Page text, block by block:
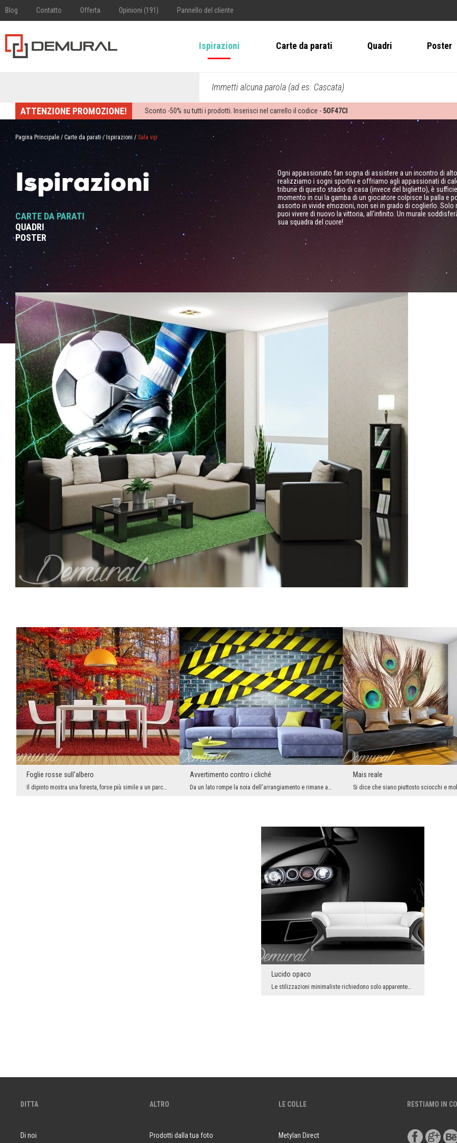
Blog Contatto Offerta Opinioni (191) Pannello del cliente
Ispirazioni Carte da parati Quadri Poster
Immetti alcuna parola (ad es. Cascata)
ATTENZIONE PROMOZIONE! Sconto -50% su tutti i prodotti. Inserisci nel carrello il codice - 5OF47CI
Pagina Principale / Carte da parati/ Ispirazioni / Sala vip
Ispirazioni
CARTE DA PARATI
QUADRI
POSTER
Ogni appassionato fan sogna di assistere a un incontro di
realizziamo i sogni sportivi e offriamo agli appassionati di
tribune di questo stadio di casa (invece del biglietto), è
momento in cui la gamba di un giocatore colpisce la palla e
assorto in vivide emozioni, non sei in grado di coglierlo.
puoi vivere di nuovo la vittoria, all'infinito. Un murale
sua squadra del cuore!
Foglie rosse sull'albero
Il dipinto mostra una foresta, forse più simile a un parco. Le passeggiate autunnali nel parco of...
Avvertimento contro i cliché
Da un lato rompe la noia dell'arrangiamento e rimane a lungo nella memoria dei nostri ospiti, dal...
Mais reale
Lucido opaco
Le stilizzazioni minimaliste richiedono solo apparentemente meno lavoro degli arrangiamenti - dic...
DITTA
Di noi
ALTRO
Prodotti dalla tua foto
LE COLLE
Metylan Direct
RESTIAMO IN